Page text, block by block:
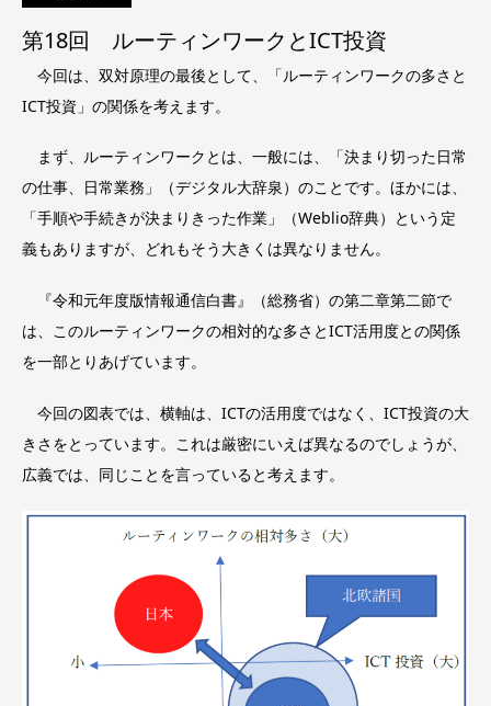
第18回 ルーティンワークとICT投資
今回は、双対原理の最後として、「ルーティンワークの多さと
ICT投資」の関係を考えます。
まず、ルーティンワークとは、一般には、「決まり切った日常
の仕事、日常業務」（デジタル大辞泉）のことです。ほかには、
「手順や手続きが決まりきった作業」（Weblio辞典）という定
義もありますが、どれもそう大きくは異なりません。
『令和元年度版情報通信白書』（総務省）の第二章第二節で
は、このルーティンワークの相対的な多さとICT活用度との関係
を一部とりあげています。
今回の図表では、横軸は、ICTの活用度ではなく、ICT投資の大
きさをとっています。これは厳密にいえば異なるのでしょうが、
広義では、同じことを言っていると考えます。